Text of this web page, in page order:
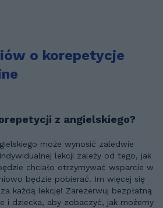
o korepetycje
z angielskiego?
może wynosić zaledwie
chciało otrzymywać wsparcie w
pobierać. Im więcej się
Zarezerwuj bezpłatną
i dziecka, aby zobaczyć, jak możemy